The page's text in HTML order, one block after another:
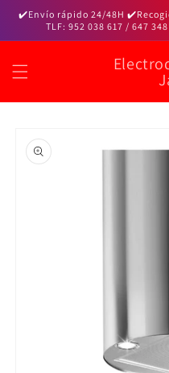
directamente
al contenido
✔️Envío rápido 24/48H
TLF: 952 038 617 / 647 348
a la
información